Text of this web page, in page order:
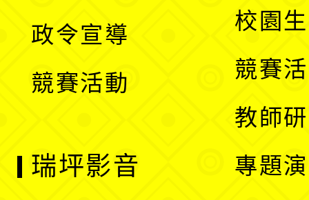
政令宣導
競賽活動
校園
競賽
教師
專題
瑞坪影音